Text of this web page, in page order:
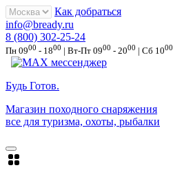
Как добраться
info@bready.ru
8 (800) 302-25-24
Пн 0900 - 1800 | Вт-Пт 0900 - 2000 | Сб 1000
Будь Готов.
Магазин походного снаряжения
все для туризма, охоты, рыбалки